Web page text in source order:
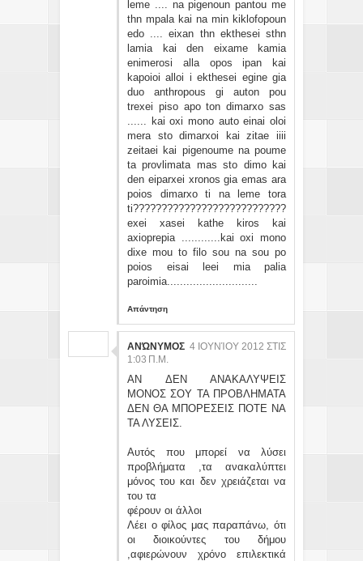
leme .... na pigenoun pantou me
thn mpala kai na min kiklofopoun
edo .... eixan thn ekthesei sthn
lamia kai den eixame kamia
enimerosi alla opos ipan kai
kapoioi alloi i ekthesei egine gia
duo anthropous gi auton pou
trexei piso apo ton dimarxo sas
...... kai oxi mono auto einai oloi
mera sto dimarxoi kai zitae iiii
zeitaei kai pigenoume na poume
ta provlimata mas sto dimo kai
den eiparxei xronos gia emas ara
poios dimarxo ti na leme tora
ti???????????????????????????
exei xasei kathe kiros kai
axioprepia ............kai oxi mono
dixe mou to filo sou na sou po
poios eisai leei mia palia
paroimia............................
Απάντηση
ΑΝΏΝΥΜΟΣ 4 ΙΟΥΝΊΟΥ 2012 ΣΤΙΣ
1:03 Π.Μ.
ΑΝ ΔΕΝ ΑΝΑΚΑΛΥΨΕΙΣ
ΜΟΝΟΣ ΣΟΥ ΤΑ ΠΡΟΒΛΗΜΑΤΑ
ΔΕΝ ΘΑ ΜΠΟΡΕΣΕΙΣ ΠΟΤΕ ΝΑ
ΤΑ ΛΥΣΕΙΣ.
Αυτός που μπορεί να λύσει
προβλήματα ,τα ανακαλύπτει
μόνος του και δεν χρειάζεται να
του τα
φέρουν οι άλλοι
Λέει ο φίλος μας παραπάνω, ότι
οι διοικούντες του δήμου
,αφιερώνουν χρόνο επιλεκτικά